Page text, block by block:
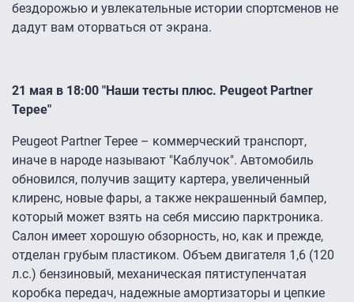
бездорожью и увлекательные истории спортсменов не
дадут вам оторваться от экрана.
21 мая в 18:00 "Наши тесты плюс. Peugeot Partner
Tepee"
Peugeot Partner Tepee – коммерческий транспорт,
иначе в народе называют "Каблучок". Автомобиль
обновился, получив защиту картера, увеличенный
клиренс, новые фары, а также некрашенный бампер,
который может взять на себя миссию парктроника.
Салон имеет хорошую обзорность, но, как и прежде,
отделан грубым пластиком. Объем двигателя 1,6 (120
л.с.) бензиновый, механическая пятиступенчатая
коробка передач, надежные амортизаторы и цепкие